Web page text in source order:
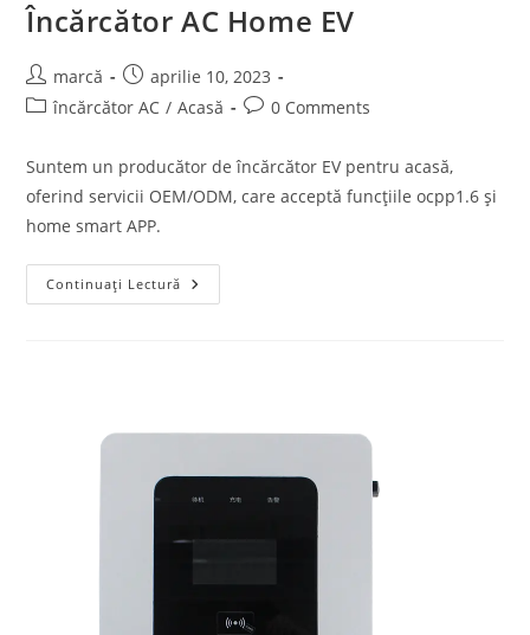
Încărcător AC Home EV
marcă
aprilie 10, 2023
încărcător AC / Acasă 0 Comments
Suntem un producător de încărcător EV pentru acasă,
oferind servicii OEM/ODM, care acceptă funcțiile ocpp1.6 și
home smart APP.
Continuați Lectură